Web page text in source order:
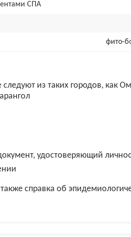
СПА
фито-
из таких городов, как
удостоверяющий
справка об